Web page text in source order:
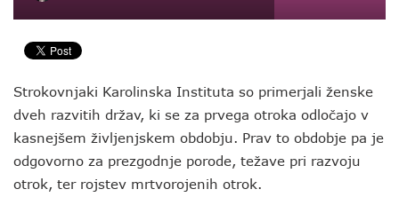
Strokovnjaki Karolinska Instituta so primerjali ženske
dveh razvitih držav, ki se za prvega otroka odločajo v
kasnejšem življenjskem obdobju. Prav to obdobje pa je
odgovorno za prezgodnje porode, težave pri razvoju
otrok, ter rojstev mrtvorojenih otrok.